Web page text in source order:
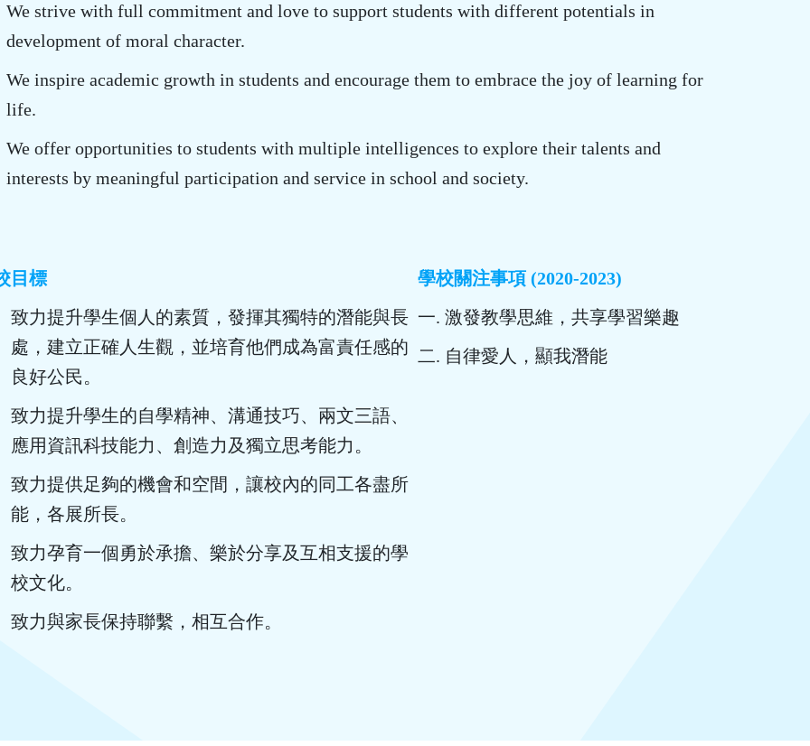
We strive with full commitment and love to support students with different potentials in
development of moral character.
We inspire academic growth in students and encourage them to embrace the joy of learning for
life.
We offer opportunities to students with multiple intelligences to explore their talents and
interests by meaningful participation and service in school and society.
目標
致力提升學生個人的素質，發揮其獨特的潛能與長
處，建立正確人生觀，並培育他們成為富責任感的
良好公民。
致力提升學生的自學精神、溝通技巧、兩文三語、
應用資訊科技能力、創造力及獨立思考能力。
致力提供足夠的機會和空間，讓校內的同工各盡所
能，各展所長。
致力孕育一個勇於承擔、樂於分享及互相支援的學
校文化。
致力與家長保持聯繫，相互合作。
學校關注事項 (2020-2023)
一. 激發教學思維，共享學習樂趣
二. 自律愛人，顯我潛能